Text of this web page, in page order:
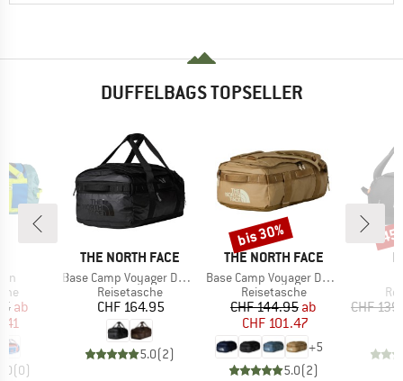
DUFFELBAGS TOPSELLER
Preis
ab
(0)
MARKE
THE NORTH FACE
Artikel
Base Camp Voyager Duffel 62L
Produktgruppe
Reisetasche
Preis
CHF 164.95
5.0(2)
MARKE
THE NORTH FACE
Artikel
Base Camp Voyager Duffel 32L
Produktgruppe
Reisetasche
Preis
CHF 144.95reduzierter Preis
ab
CHF 101.47
+5
5.0(2)
Rabatt
bis 30%
CHF